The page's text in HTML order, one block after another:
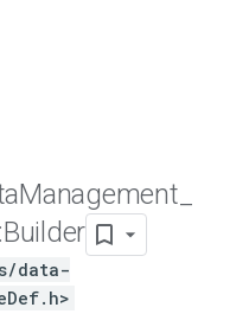
Management
Builder
data-